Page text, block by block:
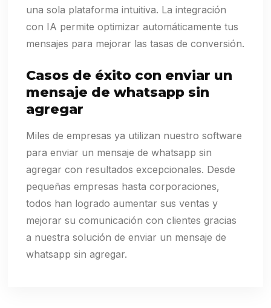
una sola plataforma intuitiva. La integración
con IA permite optimizar automáticamente tus
mensajes para mejorar las tasas de conversión.
Casos de éxito con enviar un
mensaje de whatsapp sin
agregar
Miles de empresas ya utilizan nuestro software
para enviar un mensaje de whatsapp sin
agregar con resultados excepcionales. Desde
pequeñas empresas hasta corporaciones,
todos han logrado aumentar sus ventas y
mejorar su comunicación con clientes gracias
a nuestra solución de enviar un mensaje de
whatsapp sin agregar.